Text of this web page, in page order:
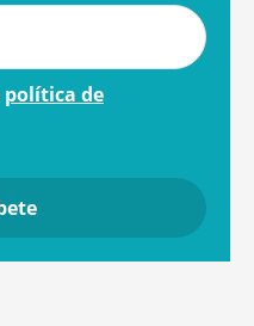
política de